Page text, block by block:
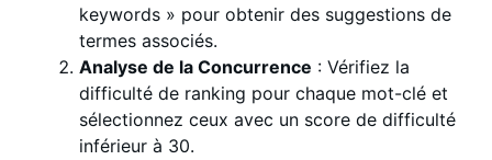
keywords » pour obtenir des suggestions de
termes associés.
Analyse de la Concurrence : Vérifiez la
difficulté de ranking pour chaque mot-clé et
sélectionnez ceux avec un score de difficulté
inférieur à 30.